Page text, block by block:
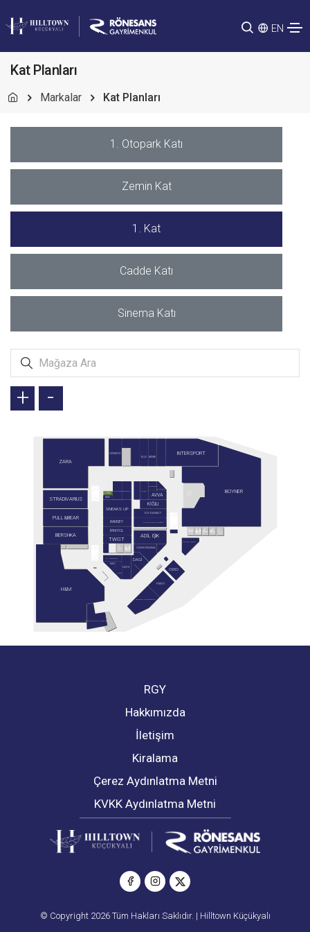
EN
Kat Planları
Markalar Kat Planları
1. Otopark Katı
Zemin Kat
1. Kat
Cadde Katı
Sinema Katı
ADİL IŞIK
ALTINBAŞ
ALTINYILDIZ CLASSICS
AVVA
BAMBİ
BERSHKA
BOYNER
CARTER'S
CONVERSE
DAGİ
DERİMOD
D'S DAMAT
ELLE
G-LINGERIE
GUSTO
H&M
INTERSPORT
İPEKYOL
KİĞILI
KİKO
LEVI'S
LİZAY
OXXO
PENTİ
PULL&BEAR
RAMSEY
SARAY MUHALLEBİCİSİ
SNEAKS UP
STRADIVARIUS MAC
TERGAN
TWIST
VAKKORAMA
ZARA
+ -
RGY
Hakkımızda
İletişim
Kiralama
Çerez Aydınlatma Metni
KVKK Aydınlatma Metni
© Copyright 2026 Tüm Hakları Saklıdır. | Hilltown Küçükyalı